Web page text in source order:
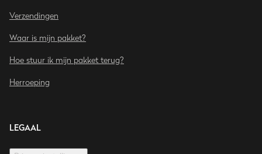
Verzendingen
Waar is mijn pakket?
Hoe stuur ik mijn pakket terug?
Herroeping
LEGAAL